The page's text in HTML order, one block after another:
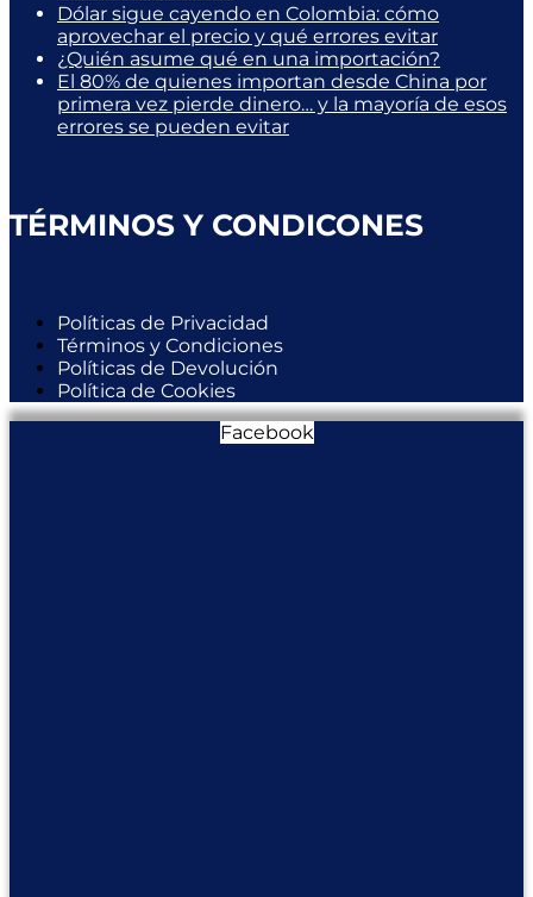
Dólar sigue cayendo en Colombia: cómo
aprovechar el precio y qué errores evitar
¿Quién asume qué en una importación?
El 80% de quienes importan desde China por
primera vez pierde dinero… y la mayoría de esos
errores se pueden evitar
TÉRMINOS Y CONDICONES
Políticas de Privacidad
Términos y Condiciones
Políticas de Devolución
Política de Cookies
Facebook